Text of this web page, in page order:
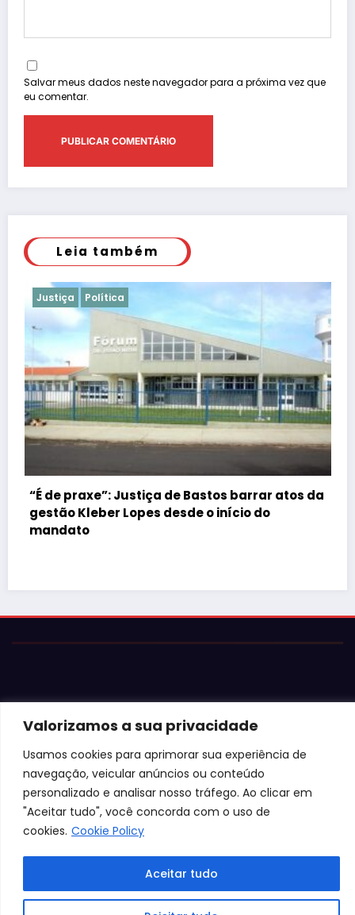
Valorizamos a sua privacidade
Usamos cookies para aprimorar sua experiência de
navegação, veicular anúncios ou conteúdo
personalizado e analisar nosso tráfego. Ao clicar em
"Aceitar tudo", você concorda com o uso de
cookies. Cookie Policy
Aceitar tudo
Salvar meus dados neste navegador para a próxima vez que
eu comentar.
Leia também
Bastos barrar atos da
o início do
Justiça barra Festa do Ovo
falta de atestados de